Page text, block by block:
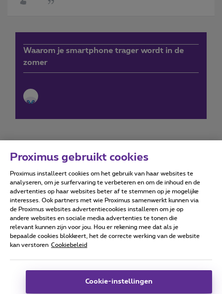
Waarom je smartphone trager wordt in de
zomer
Forumvoorwaarden Accessibility statement
Alle rechten voorbehouden. © Proximus
Algemene voorwaarden, consumenteninfo
Deze website is gecreëerd en wordt beheerd conform het
Proximus gebruikt cookies
Proximus installeert cookies om het gebruik van haar websites te
analyseren, om je surfervaring te verbeteren en om de inhoud en de
advertenties op haar websites beter af te stemmen op je mogelijke
interesses. Ook partners met wie Proximus samenwerkt kunnen via
de Proximus websites advertentiecookies installeren om je op
andere websites en sociale media advertenties te tonen die
relevant kunnen zijn voor jou. Hou er rekening mee dat als je
bepaalde cookies blokkeert, het de correcte werking van de website
kan verstoren Cookiebeleid
Cookie-instellingen